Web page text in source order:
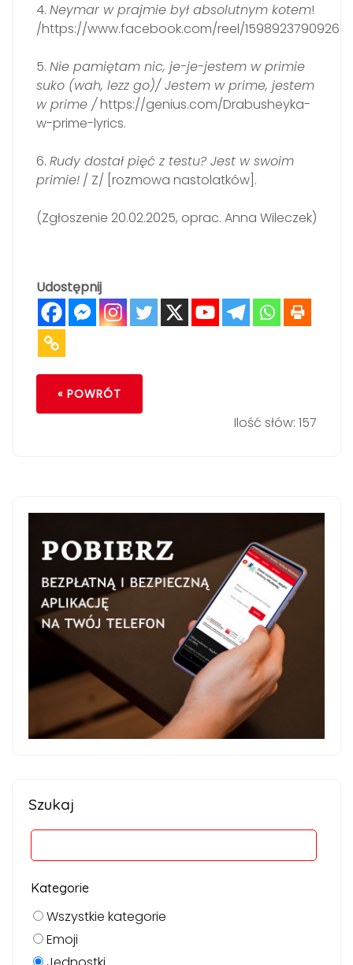
4. Neymar w prajmie był absolutnym kotem!
/https://www.facebook.com/reel/
5. Nie pamiętam nic, je-je-jestem w primie
suko (wah, lezz go)/ Jestem w prime, jestem
w prime /https://genius.com/Drabusheyka-
w-prime-lyrics.
6. Rudy dostał pięć z testu? Jest w swoim
primie! / Z/ [rozmowa nastolatków].
(Zgłoszenie 20.02.2025, oprac. Anna Wileczek)
Udostępnij
« POWRÓT
Ilość słów: 157
Szukaj
Kategorie
Wszystkie kategorie
Emoji